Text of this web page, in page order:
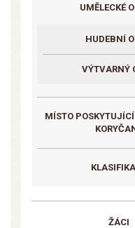
UMĚLECKÉ
HUDEBNÍ
VÝTVARNÝ
MÍSTO
ŽÁCI